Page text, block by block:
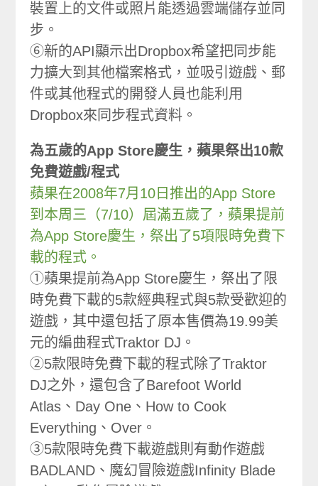
裝置上的文件或照片能透過雲端儲存並同
步。
⑥新的API顯示出Dropbox希望把同步能
力擴大到其他檔案格式，並吸引遊戲、郵
件或其他程式的開發人員也能利用
Dropbox來同步程式資料。
為五歲的App Store慶生，蘋果祭出10款
免費遊戲/程式
蘋果在2008年7月10日推出的App Store
到本周三（7/10）屆滿五歲了，蘋果提前
為App Store慶生，祭出了5項限時免費下
載的程式。
①蘋果提前為App Store慶生，祭出了限
時免費下載的5款經典程式與5款受歡迎的
遊戲，其中還包括了原本售價為19.99美
元的編曲程式Traktor DJ。
②5款限時免費下載的程式除了Traktor
DJ之外，還包含了Barefoot World
Atlas、Day One、How to Cook
Everything、Over。
③5款限時免費下載遊戲則有動作遊戲
BADLAND、魔幻冒險遊戲Infinity Blade